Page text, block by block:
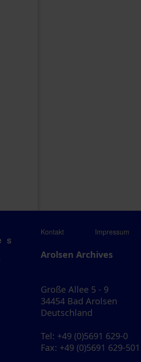
Kontakt Impressum
Arolsen Archives
Große Allee 5 - 9
34454 Bad Arolsen
Deutschland
Tel: +49 (0)5691 629-0
Fax: +49 (0)5691 629-501